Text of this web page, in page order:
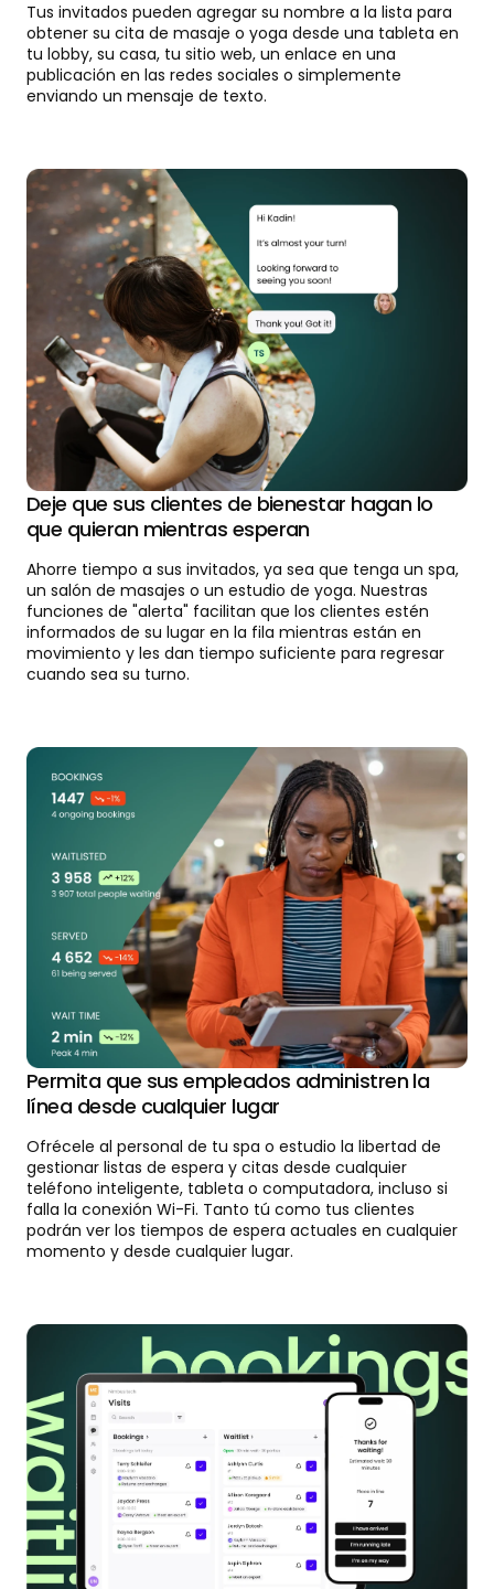
Tus invitados pueden agregar su nombre a la lista para
obtener su cita de masaje o yoga desde una tableta en
tu lobby, su casa, tu sitio web, un enlace en una
publicación en las redes sociales o simplemente
enviando un mensaje de texto.
Deje que sus clientes de bienestar hagan lo
que quieran mientras esperan
Ahorre tiempo a sus invitados, ya sea que tenga un spa,
un salón de masajes o un estudio de yoga. Nuestras
funciones de "alerta" facilitan que los clientes estén
informados de su lugar en la fila mientras están en
movimiento y les dan tiempo suficiente para regresar
cuando sea su turno.
Permita que sus empleados administren la
línea desde cualquier lugar
Ofrécele al personal de tu spa o estudio la libertad de
gestionar listas de espera y citas desde cualquier
teléfono inteligente, tableta o computadora, incluso si
falla la conexión Wi-Fi. Tanto tú como tus clientes
podrán ver los tiempos de espera actuales en cualquier
momento y desde cualquier lugar.